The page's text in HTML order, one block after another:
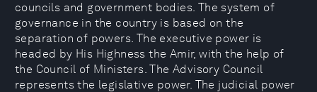
councils and government bodies. The system of
governance in the country is based on the
separation of powers. The executive power is
headed by His Highness the Amir, with the help of
the Council of Ministers. The Advisory Council
represents the legislative power. The judicial power